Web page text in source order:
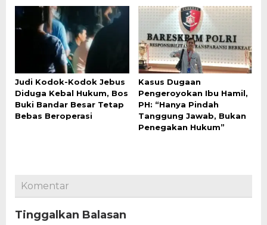
Judi Kodok-Kodok Jebus
Diduga Kebal Hukum, Bos
Buki Bandar Besar Tetap
Bebas Beroperasi
Kasus Dugaan
Pengeroyokan Ibu Hamil,
PH: “Hanya Pindah
Tanggung Jawab, Bukan
Penegakan Hukum”
Komentar
Tinggalkan Balasan